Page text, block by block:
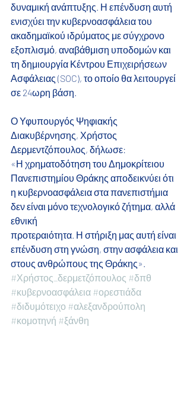
δυναμική ανάπτυξης. Η επένδυση αυτή
ενισχύει την κυβερνοασφάλεια του
ακαδημαϊκού ιδρύματος με σύγχρονο
εξοπλισμό, αναβάθμιση υποδομών και
τη δημιουργία Κέντρου Επιχειρήσεων
Ασφάλειας (SOC), το οποίο θα λειτουργεί
σε 24ωρη βάση.
Ο Υφυπουργός Ψηφιακής
Διακυβέρνησης, Χρήστος
Δερμεντζόπουλος, δήλωσε:
«Η χρηματοδότηση του Δημοκρίτειου
Πανεπιστημίου Θράκης αποδεικνύει ότι
η κυβερνοασφάλεια στα πανεπιστήμια
δεν είναι μόνο τεχνολογικό ζήτημα, αλλά
εθνική
προτεραιότητα. Η στήριξη μας αυτή είναι
επένδυση στη γνώση, στην ασφάλεια και
στους ανθρώπους της Θράκης».
#Χρήστος_δερμετζόπουλος #δπθ
#κυβερνοασφάλεια #ορεστιάδα
#διδυμότειχο #αλεξανδρούπολη
#κομοτηνή #ξάνθη